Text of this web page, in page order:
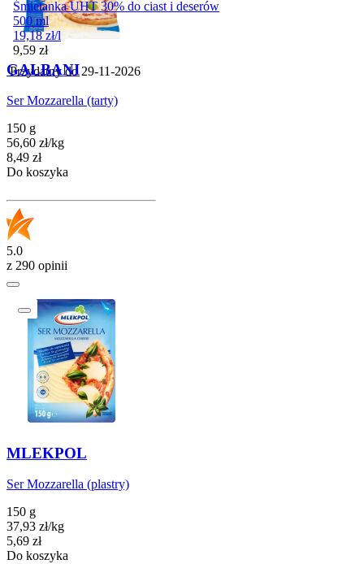
Śmietanka UHT 30% do ciast i deserów
500 ml
19,18 zł/l
Cena
9,59 zł
Przydatny do29-11-2026
GALBANI
Ser Mozzarella (tarty)
150 g
56,60 zł/kg
Cena
8,49 zł
Do koszyka
5.0
z 290 opinii
MLEKPOL
Ser Mozzarella (plastry)
150 g
37,93 zł/kg
Cena
5,69 zł
Do koszyka